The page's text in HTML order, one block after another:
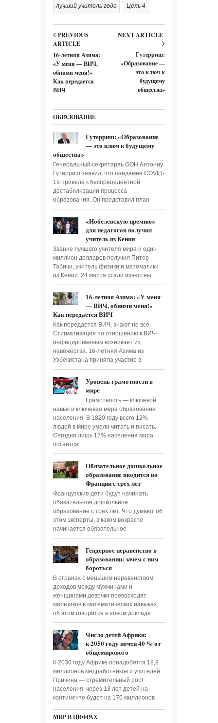
лучший учитель года Цель 4
PREVIOUS
ARTICLE
16-летняя Азима:
«У меня — ВИЧ,
обними меня!»
Как передается
ВИЧ
NEXT ARTICLE
Гутерриш:
«Образование —
это ключ к
будущему
общества»
ОБРАЗОВАНИЕ
Гутерриш: «Образование
— это ключ к будущему
общества»
Генеральный секретаряь ООН Антониу
Гутерриш заявил, что пандемия COVID-
19 привела к беспрецедентной
дестабилизации процесса
образования. Он представил план
«Нобелевскую премию»
для педагогов получил
учитель из Кении
Звание лучшего учителя мира и один
миллион долларов получил Питер
Табичи, учитель физики и математики
из Кении. 24 марта стали известны
16-летняя Азима: «У меня
— ВИЧ, обними меня!»
Как передается ВИЧ
Как передается ВИЧ, знают не все.
Стигматизация по отношению к ВИЧ-
инфицированным возникает из
невежества. 16-летняя Азима из
Узбекистана приняла участие в
Уровень грамотности в
мире
Грамотность — ключевой
навык и ключевая мера образования
населения. В 1820 году всего 12%
людей в мире умели читать и писать.
Сегодня лишь 17% населения мира
остается
Обязательное дошкольное
образование вводится во
Франции с трех лет
Французские дети будут начинать
обязательное дошкольное
образование с трех лет. Что думают об
этом эксперты, в каком возрасте
начинается обязательное
Гендерное неравенство в
образовании: зачем с ним
бороться
В странах с меньшим неравенством
доходов между мужчинами и
женщинами девочки превосходят
мальчиков в математических навыках,
об этом говорится в новом докладе
Число детей Африки:
к 2050 году почти 40 % от
общемирового
К 2030 году Африке понадобятся 18,8
миллионов медработников и учителей.
Причина — стремительный рост
населения: через 13 лет детей на
континенте будет на 170 миллионов
МИР В ЦИФРАХ